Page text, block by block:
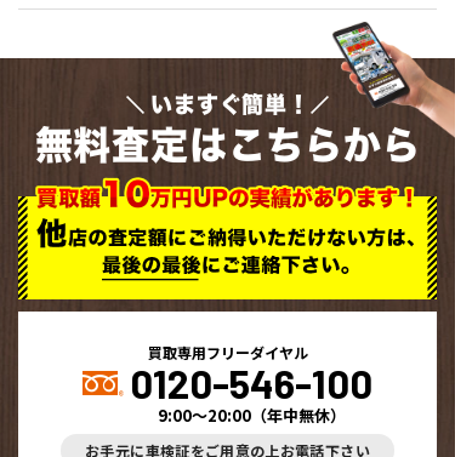
いますぐ簡単！
無料査定はこちらから
買取専用フリーダイヤル
0120-546-100
9:00～20:00 （年中無休）
お手元に車検証をご用意の上お電話下さい